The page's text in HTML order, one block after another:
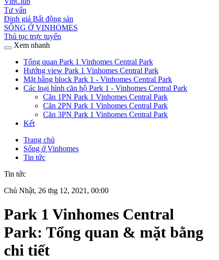
Tư vấn
Định giá Bất động sản
SỐNG Ở VINHOMES
Thủ tục trực tuyến
Xem nhanh
Tổng quan Park 1 Vinhomes Central Park
Hướng view Park 1 Vinhomes Central Park
Mặt bằng block Park 1 - Vinhomes Central Park
Các loại hình căn hộ Park 1 - Vinhomes Central Park
Căn 1PN Park 1 Vinhomes Central Park
Căn 2PN Park 1 Vinhomes Central Park
Căn 3PN Park 1 Vinhomes Central Park
Kết
Trang chủ
Sống ở Vinhomes
Tin tức
Tin tức
Chủ Nhật, 26 thg 12, 2021, 00:00
Park 1 Vinhomes Central
Park: Tổng quan & mặt bằng
chi tiết